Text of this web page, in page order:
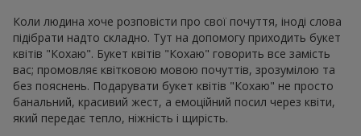
Коли людина хоче розповісти про свої почуття, іноді слова
підібрати надто складно. Тут на допомогу приходить букет
квітів "Кохаю". Букет квітів "Кохаю" говорить все замість
вас; промовляє квітковою мовою почуттів, зрозумілою та
без пояснень. Подарувати букет квітів "Кохаю" не просто
банальний, красивий жест, а емоційний посил через квіти,
який передає тепло, ніжність і щирість.